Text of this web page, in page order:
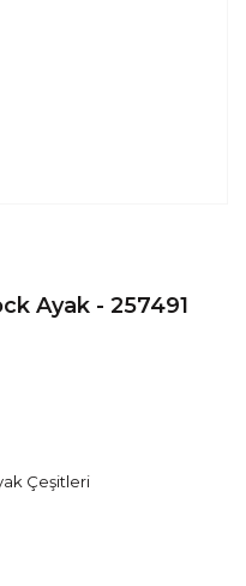
Ayak - 257491
Çeşitleri